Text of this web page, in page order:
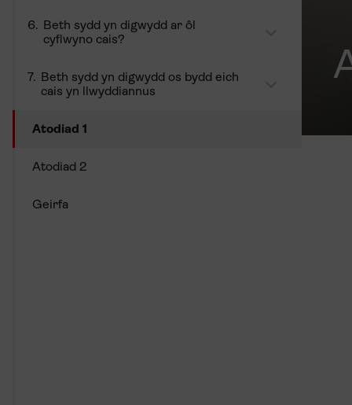
Beth sydd yn digwydd ar ôl
cyflwyno cais?
Beth sydd yn digwydd os bydd eich
cais yn llwyddiannus
Atodiad 1
Atodiad 2
Geirfa